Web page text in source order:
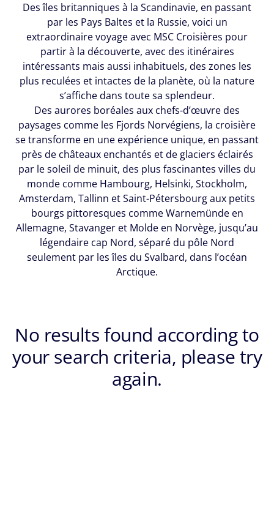
Des îles britanniques à la Scandinavie, en passant
par les Pays Baltes et la Russie, voici un
extraordinaire voyage avec MSC Croisières pour
partir à la découverte, avec des itinéraires
intéressants mais aussi inhabituels, des zones les
plus reculées et intactes de la planète, où la nature
s’affiche dans toute sa splendeur.
Des aurores boréales aux chefs-d’œuvre des
paysages comme les Fjords Norvégiens, la croisière
se transforme en une expérience unique, en passant
près de châteaux enchantés et de glaciers éclairés
par le soleil de minuit, des plus fascinantes villes du
monde comme Hambourg, Helsinki, Stockholm,
Amsterdam, Tallinn et Saint-Pétersbourg aux petits
bourgs pittoresques comme Warnemünde en
Allemagne, Stavanger et Molde en Norvège, jusqu’au
légendaire cap Nord, séparé du pôle Nord
seulement par les îles du Svalbard, dans l’océan
Arctique.
No results found according to
your search criteria, please try
again.